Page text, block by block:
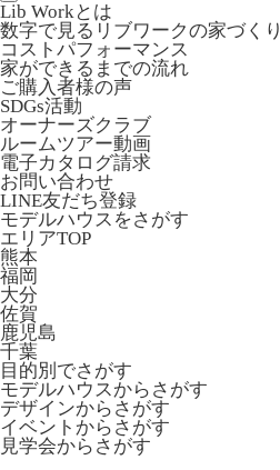
Lib Workとは
数字で見るリブワークの家づくり
コストパフォーマンス
家ができるまでの流れ
ご購入者様の声
SDGs活動
オーナーズクラブ
ルームツアー動画
電子カタログ請求
お問い合わせ
LINE友だち登録
モデルハウスをさがす
エリアTOP
熊本
福岡
大分
佐賀
鹿児島
千葉
目的別でさがす
モデルハウスからさがす
デザインからさがす
イベントからさがす
見学会からさがす